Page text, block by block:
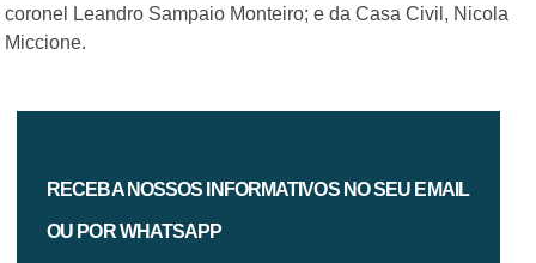
coronel Leandro Sampaio Monteiro; e da Casa Civil, Nicola
Miccione.
RECEBA NOSSOS INFORMATIVOS NO SEU EMAIL
OU POR WHATSAPP